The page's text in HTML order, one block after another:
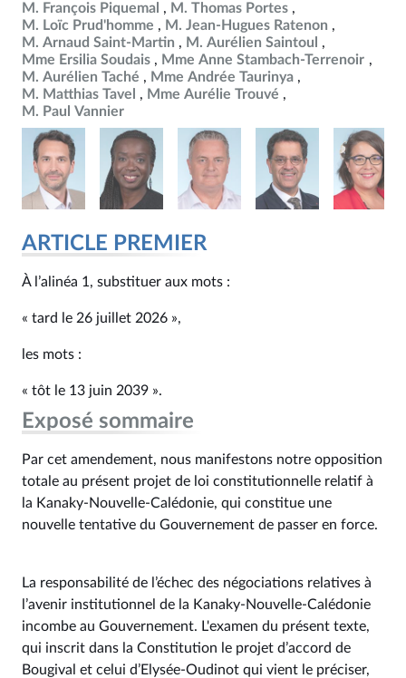
M. François Piquemal
M. Thomas Portes
M. Loïc Prud'homme
M. Jean-Hugues Ratenon
M. Arnaud Saint-Martin
M. Aurélien Saintoul
Mme Ersilia Soudais
Mme Anne Stambach-Terrenoir
M. Aurélien Taché
Mme Andrée Taurinya
M. Matthias Tavel
Mme Aurélie Trouvé
M. Paul Vannier
ARTICLE PREMIER
À l’alinéa 1, substituer aux mots :
« tard le 26 juillet 2026 »,
les mots :
« tôt le 13 juin 2039 ».
Exposé sommaire
Par cet amendement, nous manifestons notre opposition
totale au présent projet de loi constitutionnelle relatif à
la Kanaky-Nouvelle-Calédonie, qui constitue une
nouvelle tentative du Gouvernement de passer en force.
La responsabilité de l’échec des négociations relatives à
l’avenir institutionnel de la Kanaky-Nouvelle-Calédonie
incombe au Gouvernement. L'examen du présent texte,
qui inscrit dans la Constitution le projet d’accord de
Bougival et celui d’Elysée-Oudinot qui vient le préciser,